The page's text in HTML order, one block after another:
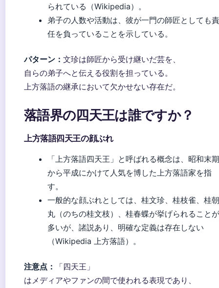
られている（Wikipedia）。
弟子の人数や活動は、彼が一門の師匠としても責
任を負っていることを示している。
パターン： 文珍は師匠から受け継いだ芸を、
自らの弟子へと伝える役割を担っている。
上方落語の継承において欠かせない存在だ。
落語界の四天王は誰ですか？
上方落語四天王の顔ぶれ
「上方落語四天王」と呼ばれる概念は、昭和末期
から平成にかけて人気を博した上方落語家を指
す。
一般的な顔ぶれとしては、桂文珍、桂枝雀、桂朝
丸（のちの桂文枝）、桂春蝶が挙げられることが
多いが、諸説あり、明確な定義は存在しない
（Wikipedia 上方落語）。
注意点：
「四天王」
はメディアやファンの間で使われる表現であり、